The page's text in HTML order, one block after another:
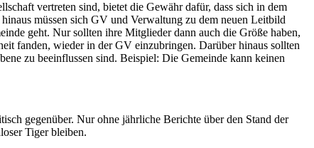
vertreten sind, bietet die Gewähr dafür, dass sich in dem
müssen sich GV und Verwaltung zu dem neuen Leitbild
geht. Nur sollten ihre Mitglieder dann auch die Größe haben,
fanden, wieder in der GV einzubringen. Darüber hinaus sollten
zu beeinflussen sind. Beispiel: Die Gemeinde kann keinen
gegenüber. Nur ohne jährliche Berichte über den Stand der
Tiger bleiben.